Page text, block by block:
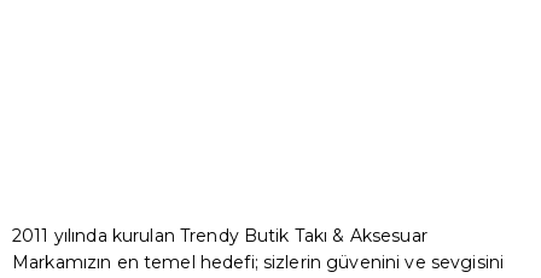
2011 yılında kurulan Trendy Butik Takı & Aksesuar
Markamızın en temel hedefi; sizlerin güvenini ve sevgisini